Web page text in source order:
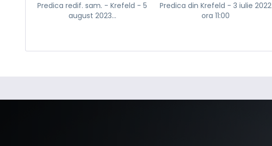
Predica redif. sam. - Krefeld - 5
august 2023...
Predica din Krefeld - 3 iulie 2022
ora 11:00